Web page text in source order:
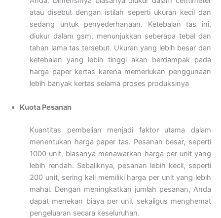
atau disebut dengan istilah seperti ukuran kecil dan
sedang untuk penyederhanaan. Ketebalan tas ini,
diukur dalam gsm, menunjukkan seberapa tebal dan
tahan lama tas tersebut. Ukuran yang lebih besar dan
ketebalan yang lebih tinggi akan berdampak pada
harga paper kertas karena memerlukan penggunaan
lebih banyak kertas selama proses produksinya
Kuota Pesanan
Kuantitas pembelian menjadi faktor utama dalam
menentukan harga paper tas. Pesanan besar, seperti
1000 unit, biasanya menawarkan harga per unit yang
lebih rendah. Sebaliknya, pesanan lebih kecil, seperti
200 unit, sering kali memiliki harga per unit yang lebih
mahal. Dengan meningkatkan jumlah pesanan, Anda
dapat menekan biaya per unit sekaligus menghemat
pengeluaran secara keseluruhan.